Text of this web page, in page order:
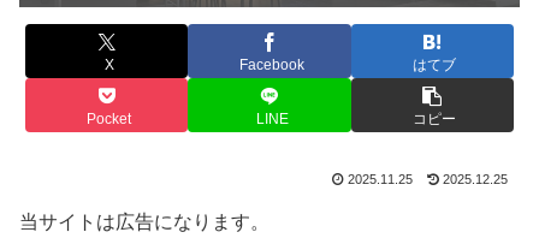
X Facebook はてブ
Pocket LINE コピー
2025.11.25 2025.12.25
当サイトは広告になります。